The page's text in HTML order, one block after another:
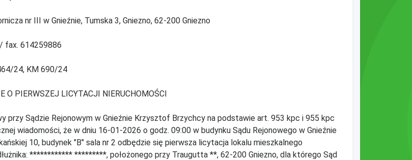
nr III w Gnieźnie, Tumska 3, Gniezno, 62-200 Gniezno
fax. 614259886
24, KM 690/24
O PIERWSZEJ LICYTACJI NIERUCHOMOŚCI
przy Sądzie Rejonowym w Gnieźnie Krzysztof Brzychcy na podstawie art. 953 kpc i 955 kpc
wiadomości, że w dniu 16-01-2026 o godz. 09:00 w budynku Sądu Rejonowego w Gnieźnie
10, budynek "B" sala nr 2 odbędzie się pierwsza licytacja lokalu mieszkalnego
************ *********, położonego przy Traugutta **, 62-200 Gniezno, dla którego Sąd